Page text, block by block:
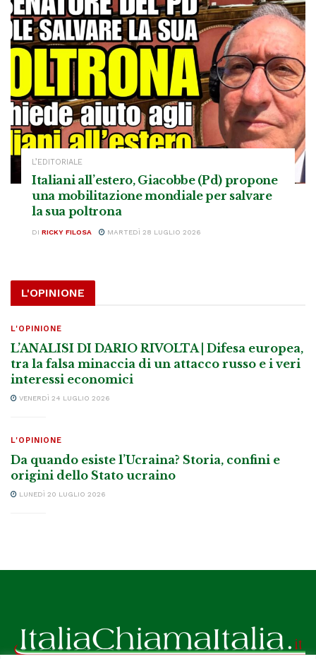
L’EDITORIALE
Italiani all’estero, Giacobbe (Pd) propone
una mobilitazione mondiale per salvare
la sua poltrona
DI RICKY FILOSA MARTEDÌ 28 LUGLIO 2026
L'OPINIONE
L'OPINIONE
L’ANALISI DI DARIO RIVOLTA | Difesa europea,
tra la falsa minaccia di un attacco russo e i veri
interessi economici
VENERDÌ 24 LUGLIO 2026
L'OPINIONE
Da quando esiste l’Ucraina? Storia, confini e
origini dello Stato ucraino
LUNEDÌ 20 LUGLIO 2026